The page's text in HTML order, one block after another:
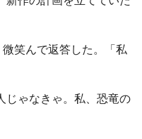
笑んで返答した。「私
じゃなきゃ。私、恐竜の